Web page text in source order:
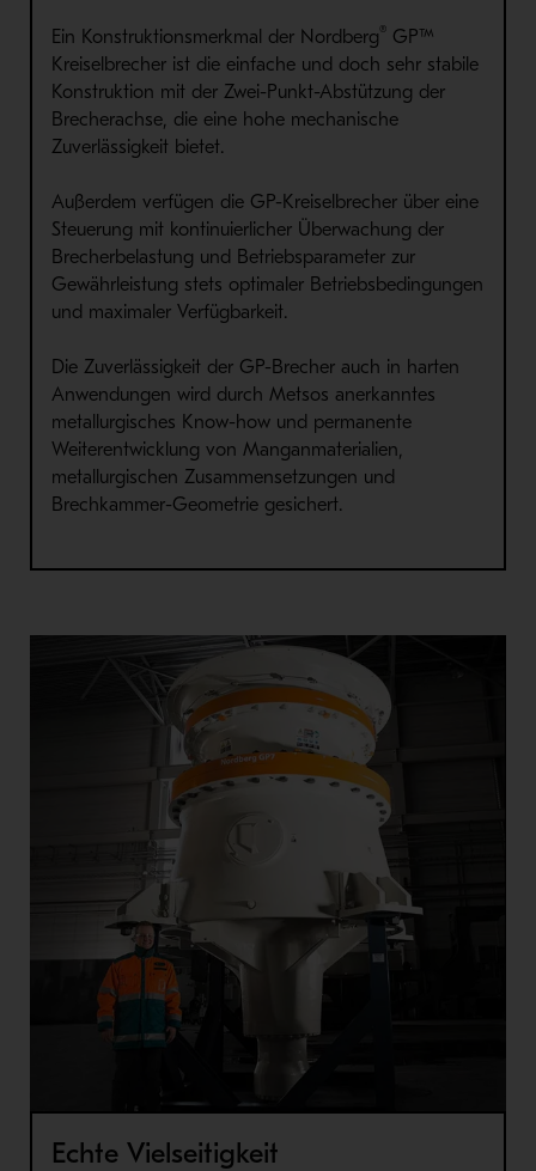
Ein Konstruktionsmerkmal der Nordberg ® GP™
Kreiselbrecher ist die einfache und doch sehr stabile
Konstruktion mit der Zwei-Punkt-Abstützung der
Brecherachse, die eine hohe mechanische
Zuverlässigkeit bietet.
Außerdem verfügen die GP-Kreiselbrecher über eine
Steuerung mit kontinuierlicher Überwachung der
Brecherbelastung und Betriebsparameter zur
Gewährleistung stets optimaler Betriebsbedingungen
und maximaler Verfügbarkeit.
Die Zuverlässigkeit der GP-Brecher auch in harten
Anwendungen wird durch Metsos anerkanntes
metallurgisches Know-how und permanente
Weiterentwicklung von Manganmaterialien,
metallurgischen Zusammensetzungen und
Brechkammer-Geometrie gesichert.
Echte Vielseitigkeit